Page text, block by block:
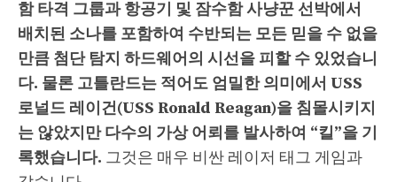
함 타격 그룹과 항공기 및 잠수함 사냥꾼 선박에서
배치된 소나를 포함하여 수반되는 모든 믿을 수 없을
만큼 첨단 탐지 하드웨어의 시선을 피할 수 있었습니
다. 물론 고틀란드는 적어도 엄밀한 의미에서 USS
로널드 레이건(USS Ronald Reagan)을 침몰시키지
는 않았지만 다수의 가상 어뢰를 발사하여 “킬”을 기
록했습니다. 그것은 매우 비싼 레이저 태그 게임과